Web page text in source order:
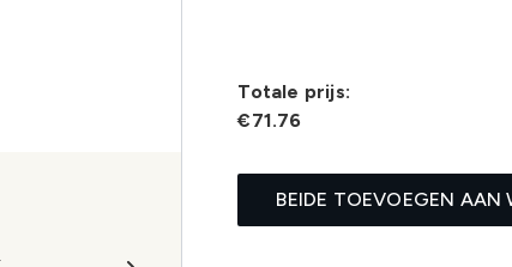
Totale prijs:
€71.76
BEIDE TOEVOEGEN AAN